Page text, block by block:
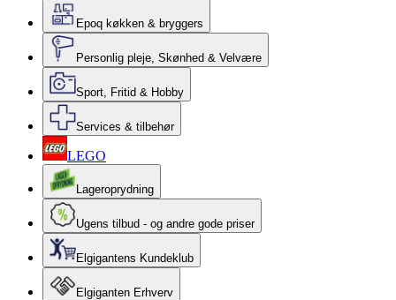
Epoq køkken & bryggers
Personlig pleje, Skønhed & Velvære
Sport, Fritid & Hobby
Services & tilbehør
LEGO
Lageroprydning
Ugens tilbud - og andre gode priser
Elgigantens Kundeklub
Elgiganten Erhverv